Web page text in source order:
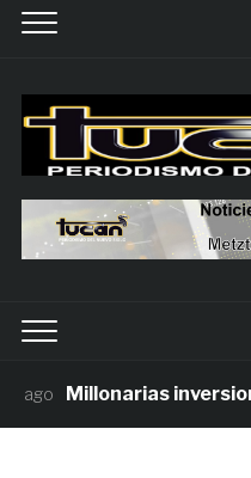
Millonarias